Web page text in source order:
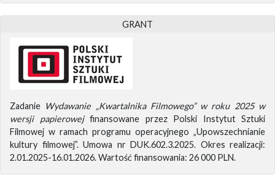
GRANT
Zadanie Wydawanie „Kwartalnika Filmowego” w roku 2025 w
wersji papierowejfinansowane przez Polski Instytut Sztuki
Filmowej w ramach programu operacyjnego „Upowszechnianie
kultury filmowej”. Umowa nr DUK.602.3.2025. Okres realizacji:
2.01.2025-16.01.2026. Wartość finansowania: 26 000 PLN.